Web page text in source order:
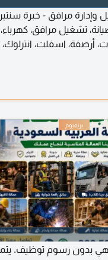
مرافق - خبرة
تشغيل مرافق،
أرصفة، اسفلت،
بدون رسوم توظيف.